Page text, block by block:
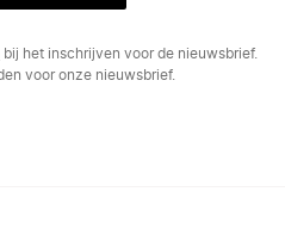
bij het inschrijven voor de nieuwsbrief.
voor onze nieuwsbrief.